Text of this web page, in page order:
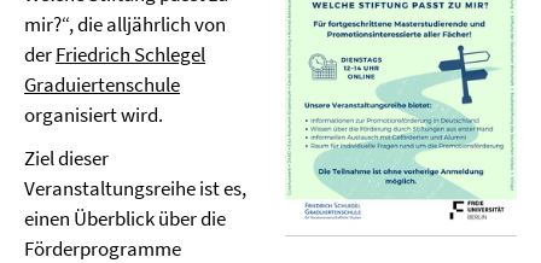
mir?“, die alljährlich von
derFriedrich Schlegel
Graduiertenschule
organisiert wird.
Ziel dieser
Veranstaltungsreihe ist es,
einen Überblick über die
Förderprogramme